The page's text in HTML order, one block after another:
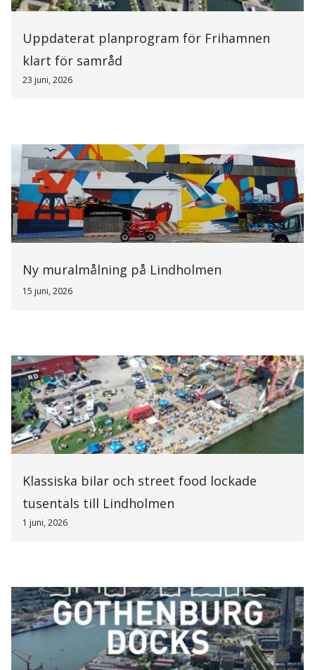
Uppdaterat planprogram för Frihamnen
klart för samråd
23 juni, 2026
Ny muralmålning på Lindholmen
15 juni, 2026
Klassiska bilar och street food lockade
tusentals till Lindholmen
1 juni, 2026